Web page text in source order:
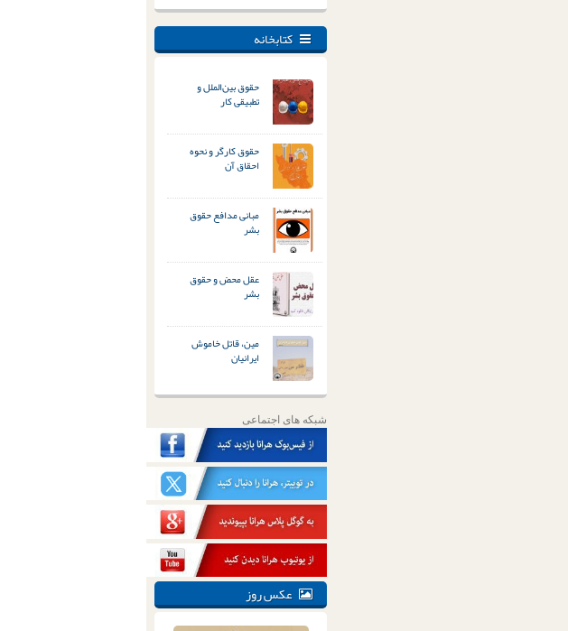
کتابخانه
حقوق بین‌الملل و
تطبیقی کار
حقوق کارگر و نحوه
احقاق آن
مبانی مدافع حقوق
بشر
عقل محض و حقوق
بشر
مین، قاتل خاموش
ایرانیان
شبکه های اجتماعی
عکس روز